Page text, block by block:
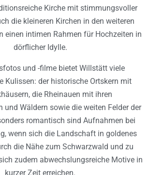
Kirche mit stimmungsvoller
die kleineren Kirchen in den weiteren
einen intimen Rahmen für Hochzeiten in
dörflicher Idylle.
und -filme bietet Willstätt viele
Kulissen: der historische Ortskern mit
die Rheinauen mit ihren
und Wäldern sowie die weiten Felder der
romantisch sind Aufnahmen bei
wenn sich die Landschaft in goldenes
die Nähe zum Schwarzwald und zu
zudem abwechslungsreiche Motive in
kurzer Zeit erreichen.